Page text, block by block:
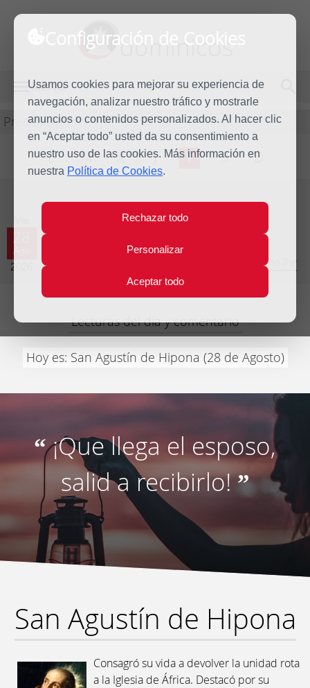
Configuración de Cookies
Usamos cookies para mejorar su experiencia de
navegación, analizar nuestro tráfico y mostrarle
anuncios o contenidos personalizados. Al hacer clic
en “Aceptar todo” usted da su consentimiento a
nuestro uso de las cookies. Más información en
nuestra Política de Cookies.
Rechazar todo
Personalizar
Aceptar todo
dominicos
MENÚ
Predicación
L M X J V S D
Ago
2026
Evangelio del día
Vigésimo primera Semana del Tiempo Ordinario - Año Par
Lecturas del día y comentario
Hoy es: San Agustín de Hipona (28 de Agosto)
“¡Que llega el esposo,
salid a recibirlo!”
San Agustín de Hipona
Consagró su vida a devolver la unidad rota
a la Iglesia de África. Destacó por su